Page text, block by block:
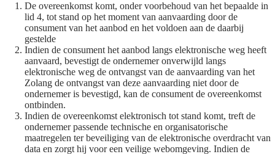
De overeenkomst komt, onder voorbehoud van het bepaalde in
lid 4, tot stand op het moment van aanvaarding door de
consument van het aanbod en het voldoen aan de daarbij
gestelde
Indien de consument het aanbod langs elektronische weg heeft
aanvaard, bevestigt de ondernemer onverwijld langs
elektronische weg de ontvangst van de aanvaarding van het
Zolang de ontvangst van deze aanvaarding niet door de
ondernemer is bevestigd, kan de consument de overeenkomst
ontbinden.
Indien de overeenkomst elektronisch tot stand komt, treft de
ondernemer passende technische en organisatorische
maatregelen ter beveiliging van de elektronische overdracht van
data en zorgt hij voor een veilige webomgeving. Indien de